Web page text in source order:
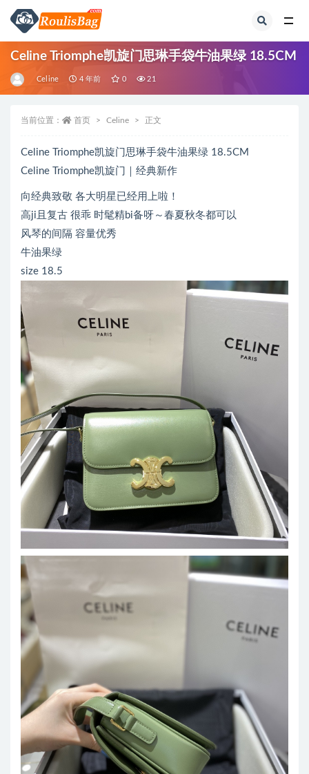
Celine Triomphe凯旋门思琳手袋牛油果绿 18.5CM
Celine 4 年前 0 21
当前位置： 首页 Celine 正文
Celine Triomphe凯旋门思琳手袋牛油果绿 18.5CM
Celine Triomphe凯旋门｜经典新作
向经典致敬 各大明星已经用上啦！
高ji且复古 很乖 时髦精bi备呀～春夏秋冬都可以
风琴的间隔 容量优秀
牛油果绿
size 18.5